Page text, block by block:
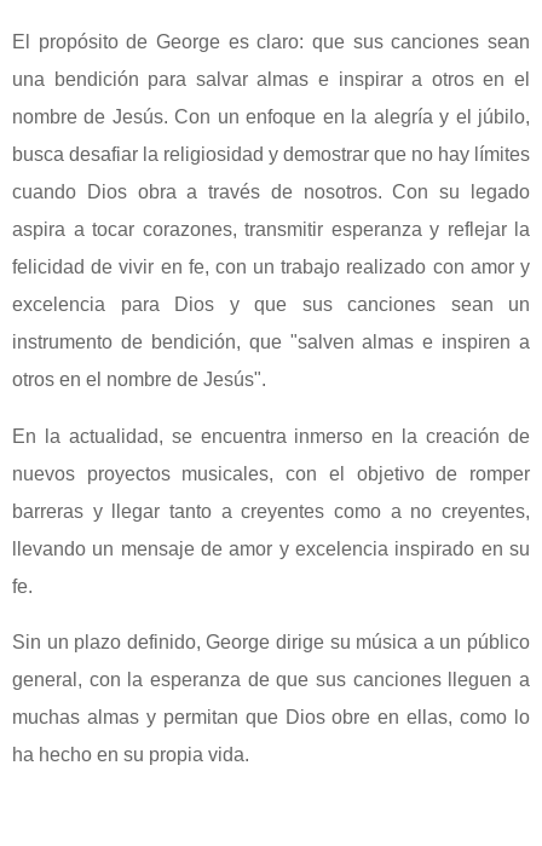
El propósito de George es claro: que sus canciones sean
una bendición para salvar almas e inspirar a otros en el
nombre de Jesús. Con un enfoque en la alegría y el júbilo,
busca desafiar la religiosidad y demostrar que no hay límites
cuando Dios obra a través de nosotros. Con su legado
aspira a tocar corazones, transmitir esperanza y reflejar la
felicidad de vivir en fe, con un trabajo realizado con amor y
excelencia para Dios y que sus canciones sean un
instrumento de bendición, que "salven almas e inspiren a
otros en el nombre de Jesús".
En la actualidad, se encuentra inmerso en la creación de
nuevos proyectos musicales, con el objetivo de romper
barreras y llegar tanto a creyentes como a no creyentes,
llevando un mensaje de amor y excelencia inspirado en su
fe.
Sin un plazo definido, George dirige su música a un público
general, con la esperanza de que sus canciones lleguen a
muchas almas y permitan que Dios obre en ellas, como lo
ha hecho en su propia vida.